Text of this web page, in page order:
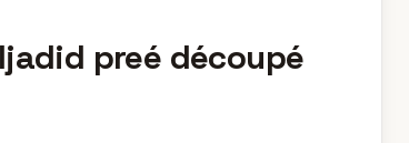
preé découpé